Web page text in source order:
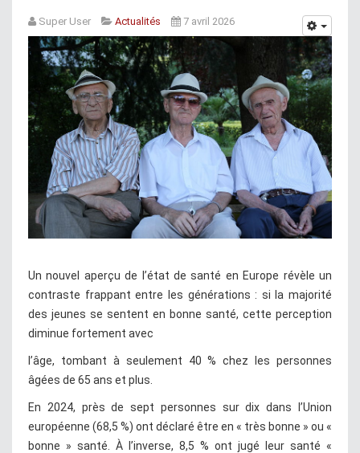
Super User Actualités 7 avril 2026
Un nouvel aperçu de l’état de santé en Europe révèle un
contraste frappant entre les générations : si la majorité
des jeunes se sentent en bonne santé, cette perception
diminue fortement avec
l’âge, tombant à seulement 40 % chez les personnes
âgées de 65 ans et plus.
En 2024, près de sept personnes sur dix dans l’Union
européenne (68,5 %) ont déclaré être en « très bonne » ou «
bonne » santé. À l’inverse, 8,5 % ont jugé leur santé «